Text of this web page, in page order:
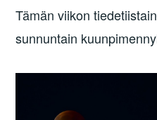
Tämän viikon
sunnuntain